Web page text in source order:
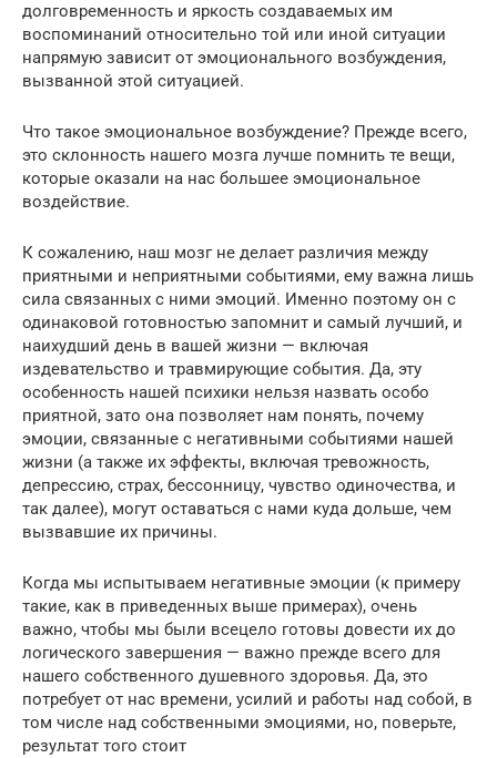
долговременность и яркость создаваемых им
воспоминаний относительно той или иной ситуации
напрямую зависит от эмоционального возбуждения,
вызванной этой ситуацией.
Что такое эмоциональное возбуждение? Прежде всего,
это склонность нашего мозга лучше помнить те вещи,
которые оказали на нас большее эмоциональное
воздействие.
К сожалению, наш мозг не делает различия между
приятными и неприятными событиями, ему важна лишь
сила связанных с ними эмоций. Именно поэтому он с
одинаковой готовностью запомнит и самый лучший, и
наихудший день в вашей жизни — включая
издевательство и травмирующие события. Да, эту
особенность нашей психики нельзя назвать особо
приятной, зато она позволяет нам понять, почему
эмоции, связанные с негативными событиями нашей
жизни (а также их эффекты, включая тревожность,
депрессию, страх, бессонницу, чувство одиночества, и
так далее), могут оставаться с нами куда дольше, чем
вызвавшие их причины.
Когда мы испытываем негативные эмоции (к примеру
такие, как в приведенных выше примерах), очень
важно, чтобы мы были всецело готовы довести их до
логического завершения — важно прежде всего для
нашего собственного душевного здоровья. Да, это
потребует от нас времени, усилий и работы над собой, в
том числе над собственными эмоциями, но, поверьте,
результат того стоит